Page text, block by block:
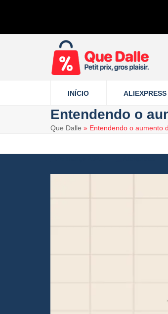
content
INÍCIO ALIEXPRESS
Entendendo o
Que Dalle » Entendendo o aumento